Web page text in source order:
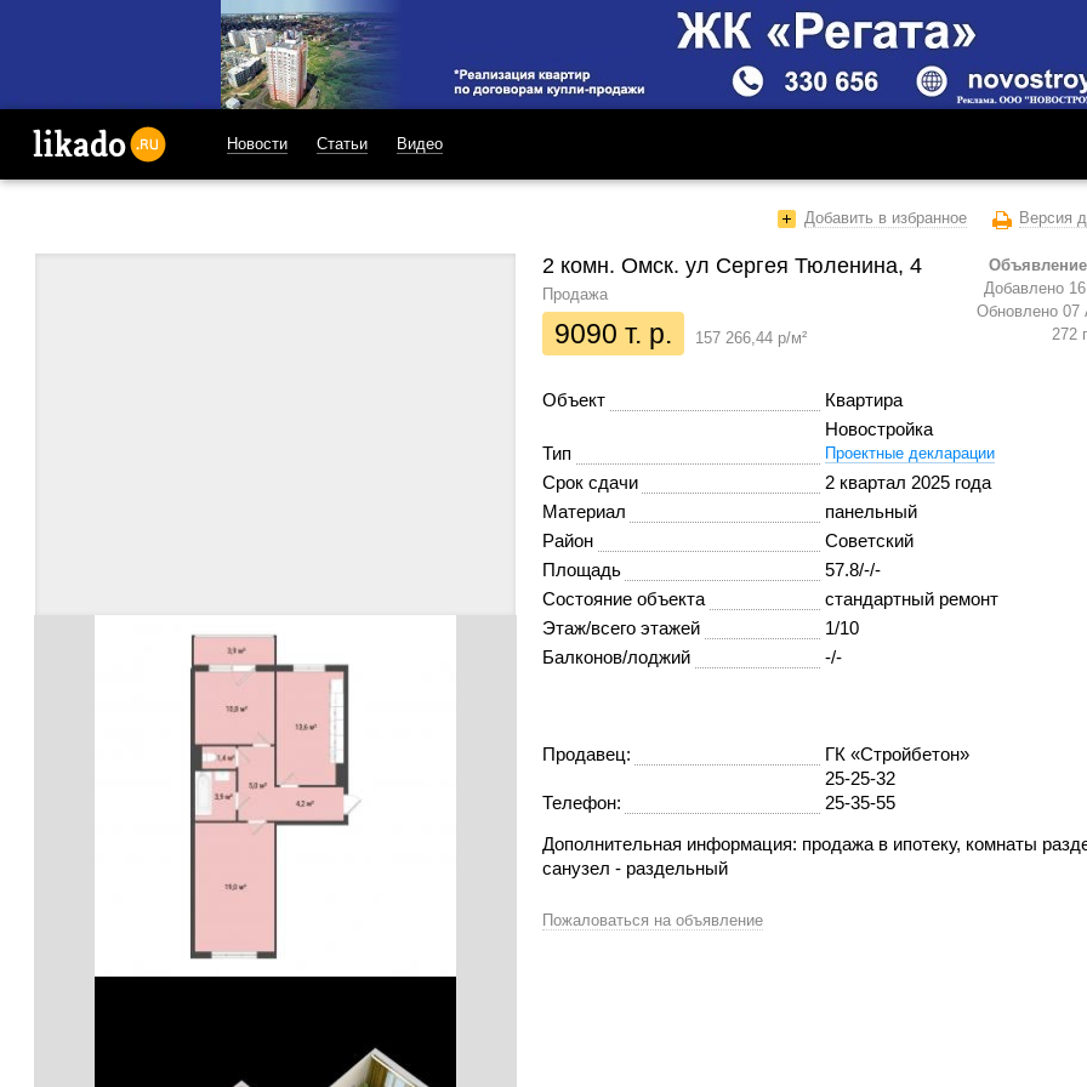
Новости Статьи Видео
Добавить в избранное Версия
Добавлено
Обновлено 07
272
Продажа
2 комн. Омск. ул Сергея Тюленина, 4
9090 т. р. 157 266,44 р/м²
Объект Квартира
Тип
Новостройка
Проектные декларации
Срок сдачи
2 квартал 2025 года
Материал
панельный
Район
Советский
Площадь
57.8/-/-
Состояние объекта
стандартный ремонт
Этаж/всего этажей
1/10
Балконов/лоджий
-/-
Продавец: ГК «Стройбетон»
Телефон:
25-25-32
25-35-55
Дополнительная информация: продажа в ипотеку, комнаты
санузел - раздельный
Пожаловаться на объявление